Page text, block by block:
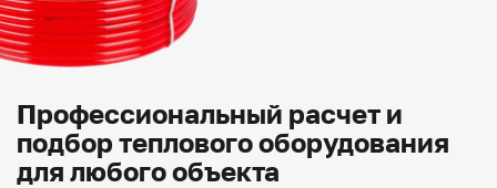
Профессиональный расчет и
подбор теплового оборудования
для любого объекта